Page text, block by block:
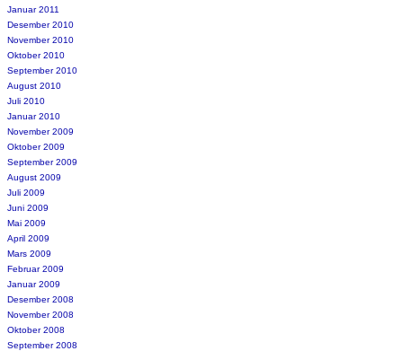
Januar 2011
Desember 2010
November 2010
Oktober 2010
September 2010
August 2010
Juli 2010
Januar 2010
November 2009
Oktober 2009
September 2009
August 2009
Juli 2009
Juni 2009
Mai 2009
April 2009
Mars 2009
Februar 2009
Januar 2009
Desember 2008
November 2008
Oktober 2008
September 2008